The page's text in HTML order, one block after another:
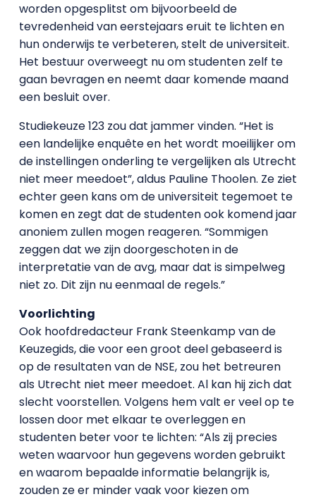
worden opgesplitst om bijvoorbeeld de
tevredenheid van eerstejaars eruit te lichten en
hun onderwijs te verbeteren, stelt de universiteit.
Het bestuur overweegt nu om studenten zelf te
gaan bevragen en neemt daar komende maand
een besluit over.
Studiekeuze 123 zou dat jammer vinden. “Het is
een landelijke enquête en het wordt moeilijker om
de instellingen onderling te vergelijken als Utrecht
niet meer meedoet”, aldus Pauline Thoolen. Ze ziet
echter geen kans om de universiteit tegemoet te
komen en zegt dat de studenten ook komend jaar
anoniem zullen mogen reageren. “Sommigen
zeggen dat we zijn doorgeschoten in de
interpretatie van de avg, maar dat is simpelweg
niet zo. Dit zijn nu eenmaal de regels.”
Voorlichting
Ook hoofdredacteur Frank Steenkamp van de
Keuzegids, die voor een groot deel gebaseerd is
op de resultaten van de NSE, zou het betreuren
als Utrecht niet meer meedoet. Al kan hij zich dat
slecht voorstellen. Volgens hem valt er veel op te
lossen door met elkaar te overleggen en
studenten beter voor te lichten: “Als zij precies
weten waarvoor hun gegevens worden gebruikt
en waarom bepaalde informatie belangrijk is,
zouden ze er minder vaak voor kiezen om